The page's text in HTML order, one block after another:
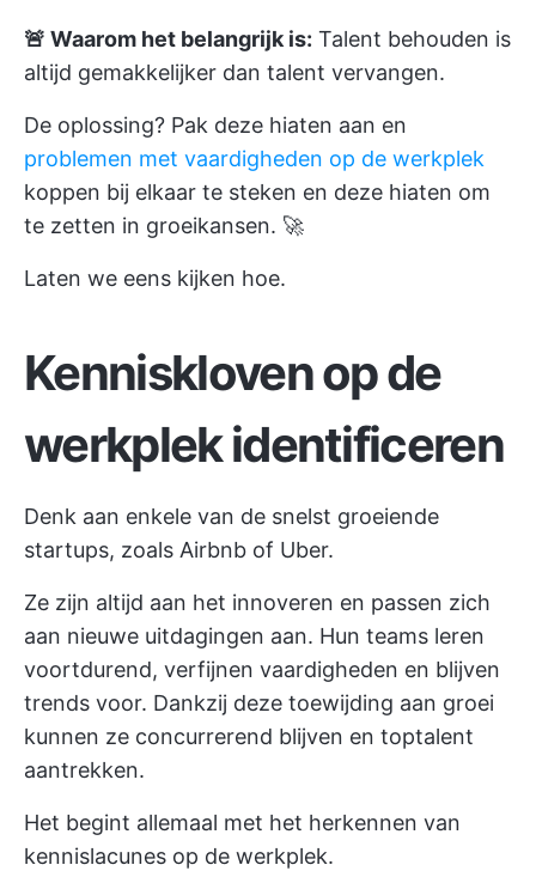
🚨 Waarom het belangrijk is: Talent behouden is
altijd gemakkelijker dan talent vervangen.
De oplossing? Pak deze hiaten aan en
problemen met vaardigheden op de werkplek
koppen bij elkaar te steken en deze hiaten om
te zetten in groeikansen. 🚀
Laten we eens kijken hoe.
Kenniskloven op de
werkplek identificeren
Denk aan enkele van de snelst groeiende
startups, zoals Airbnb of Uber.
Ze zijn altijd aan het innoveren en passen zich
aan nieuwe uitdagingen aan. Hun teams leren
voortdurend, verfijnen vaardigheden en blijven
trends voor. Dankzij deze toewijding aan groei
kunnen ze concurrerend blijven en toptalent
aantrekken.
Het begint allemaal met het herkennen van
kennislacunes op de werkplek.